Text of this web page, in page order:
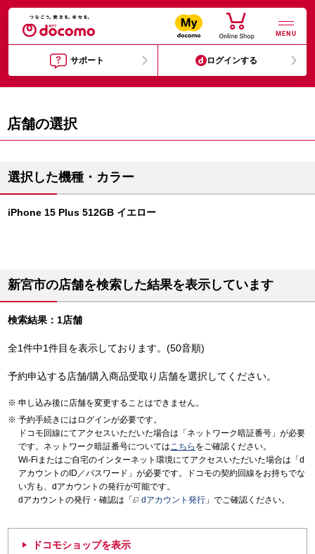
MENU
サポート ログインする
店舗の選択
選択した機種・カラー
iPhone 15 Plus 512GB イエロー
新宮市の店舗を検索した結果を表示しています
検索結果：1店舗
全1件中1件目を表示しております。(50音順)
予約申込する店舗/購入商品受取り店舗を選択してください。
申し込み後に店舗を変更することはできません。
予約手続きにはログインが必要です。
ドコモ回線にてアクセスいただいた場合は「ネットワーク暗証番号」が必要
です。ネットワーク暗証番号についてはこちら をご確認ください。
Wi-Fiまたはご自宅のインターネット環境にてアクセスいただいた場合は「d
アカウントのID／パスワード」が必要です。ドコモの契約回線をお持ちでな
い方も、dアカウントの発行が可能です。
dアカウントの発行・確認は「
dアカウント発行 」でご確認ください。
ドコモショップを表示